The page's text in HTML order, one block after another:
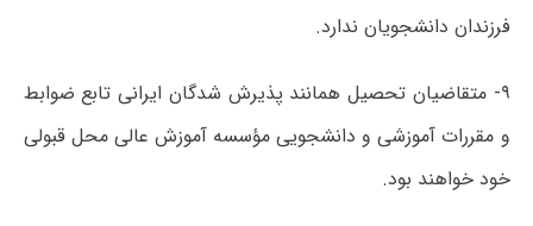
فرزندان دانشجویان ندارد.
۹- متقاضیان تحصیل همانند پذیرش شدگان ایرانی تابع ضوابط
و مقررات آموزشی و دانشجویی مؤسسه آموزش عالی محل قبولی
خود خواهند بود.